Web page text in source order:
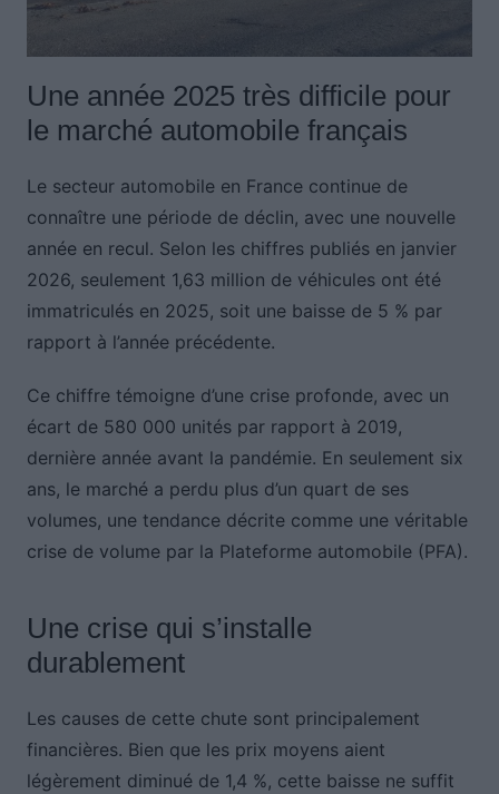
Une année 2025 très difficile pour
le marché automobile français
Le secteur automobile en France continue de
connaître une période de déclin, avec une nouvelle
année en recul. Selon les chiffres publiés en janvier
2026, seulement 1,63 million de véhicules ont été
immatriculés en 2025, soit une baisse de 5 % par
rapport à l’année précédente.
Ce chiffre témoigne d’une crise profonde, avec un
écart de 580 000 unités par rapport à 2019,
dernière année avant la pandémie. En seulement six
ans, le marché a perdu plus d’un quart de ses
volumes, une tendance décrite comme une véritable
crise de volume par la Plateforme automobile (PFA).
Une crise qui s’installe
durablement
Les causes de cette chute sont principalement
financières. Bien que les prix moyens aient
légèrement diminué de 1,4 %, cette baisse ne suffit